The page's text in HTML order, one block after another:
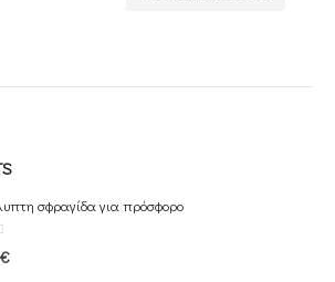
σφραγίδα για πρόσφορο
€